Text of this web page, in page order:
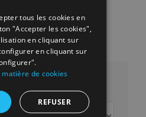
tous les cookies en
"Accepter les cookies",
en cliquant sur
en cliquant sur
de cookies
REFUSER